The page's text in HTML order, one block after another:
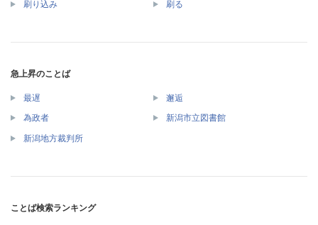
刷り込み 刷る
急上昇のことば
最遅 邂逅
為政者 新潟市立図書館
新潟地方裁判所
ことば検索ランキング